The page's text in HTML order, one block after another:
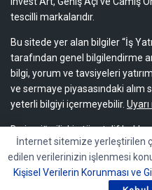
tescilli markalarıdır.
Bu sitede yer alan bilgiler “İş
tarafından genel bilgilendirme
bilgi, yorum ve tavsiyeleri
ve sermaye piyasasındaki alım
yeterli bilgiyi içermeyebilir.
Bu içeriğe ilişkin tüm telif hakları
aittir. Bu içerik, açık iznimiz
herhangi bir amaçla, kısmen
dağıtılamaz, yayımlanamaz
İnternet sitemize yerleştirilen
edilen verilerinizin işlenmesi
Kişisel Verilerin Korunması ve